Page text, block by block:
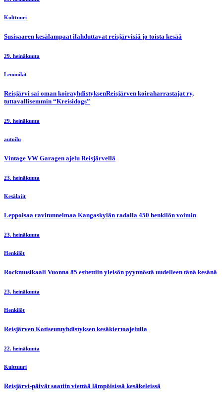
Kulttuuri
Susisaaren kesälampaat ilahduttavat reisjärvisiä jo toista kesää
29. heinäkuuta
Lemmikit
Reisjärvi sai oman koirayhdistyksenReisjärven koiraharrastajat ry,
tuttavallisemmin “Kreisidogs”
29. heinäkuuta
autoilu
Vintage VW Garagen ajelu Reisjärvellä
23. heinäkuuta
Kesälajit
Leppoisaa ravitunnelmaa Kangaskylän radalla 450 henkilön voimin
23. heinäkuuta
Henkilöt
Rockmusikaali Vuonna 85 esitettiin yleisön pyynnöstä uudelleen tänä kesänä
23. heinäkuuta
Henkilöt
Reisjärven Kotiseutuyhdistyksen kesäkiertoajelulla
22. heinäkuuta
Kulttuuri
Reisjärvi-päivät saatiin viettää lämpöisissä kesäkeleissä